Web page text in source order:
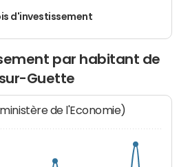
d'investissement
par habitant de
Guette
de l'Economie)